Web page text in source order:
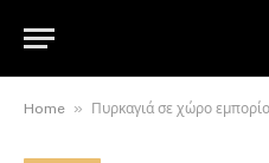
Home » Πυρκαγιά σε χώρο εμπορίου στο κέντρο